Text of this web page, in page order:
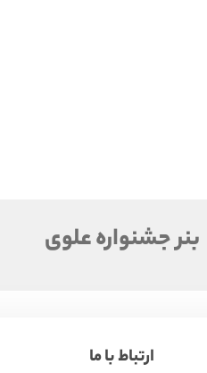
بنر جشنواره علوی
ارتباط با ما